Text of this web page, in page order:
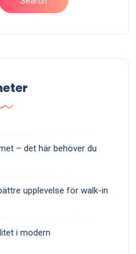
– det här behöver du
upplevelse för walk-in
i modern